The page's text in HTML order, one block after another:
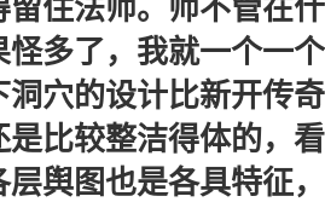
留住法师。师不管在
怪多了，我就一个一
洞穴的设计比新开传
是比较整洁得体的，
层舆图也是各具特征